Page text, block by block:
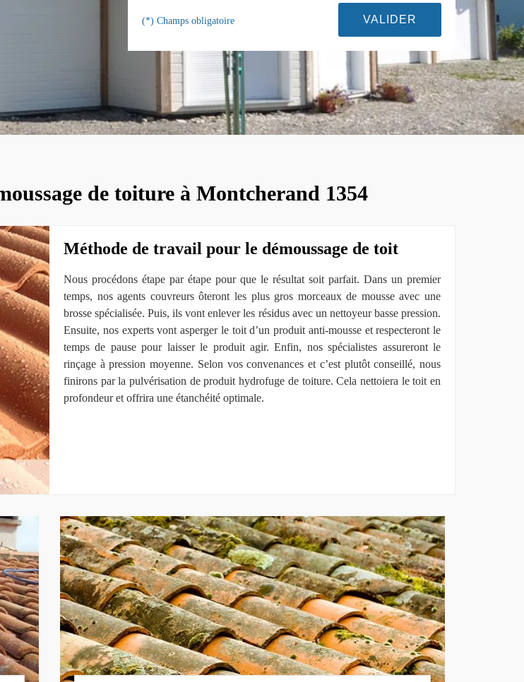
(*) Champs obligatoire
de toiture à Montcherand 1354
Méthode de travail pour le démoussage de toit
Nous procédons étape par étape pour que le résultat soit parfait. Dans un premier
temps, nos agents couvreurs ôteront les plus gros morceaux de mousse avec une
brosse spécialisée. Puis, ils vont enlever les résidus avec un nettoyeur basse pression.
Ensuite, nos experts vont asperger le toit d’un produit anti-mousse et respecteront le
temps de pause pour laisser le produit agir. Enfin, nos spécialistes assureront le
rinçage à pression moyenne. Selon vos convenances et c’est plutôt conseillé, nous
finirons par la pulvérisation de produit hydrofuge de toiture. Cela nettoiera le toit en
profondeur et offrira une étanchéité optimale.